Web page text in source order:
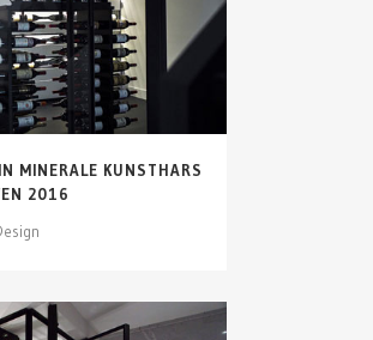
ZIEN
MINERALE KUNSTHARS
2016